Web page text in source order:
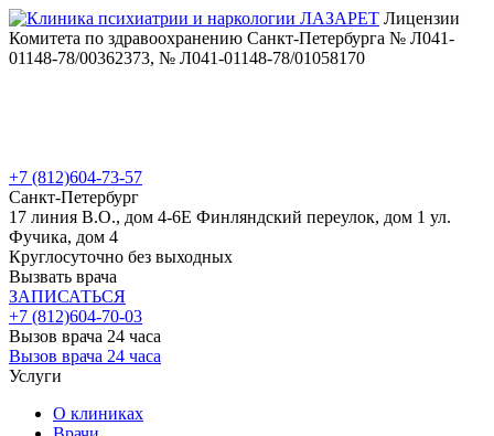
Лицензии
Комитета по здравоохранению Санкт-Петербурга № Л041-
01148-78/00362373, № Л041-01148-78/01058170
+7 (812)604-73-57
Санкт-Петербург
17 линия В.О., дом 4-6Е Финляндский переулок, дом 1 ул.
Фучика, дом 4
Круглосуточно без выходных
Вызвать врача
ЗАПИСАТЬСЯ
+7 (812)604-70-03
Вызов врача 24 часа
Вызов врача 24 часа
Услуги
О клиниках